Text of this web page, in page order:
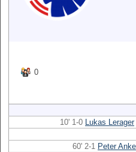
0
10' 1-0 Lukas Lerager
60' 2-1 Peter